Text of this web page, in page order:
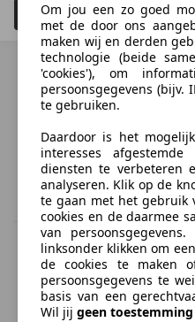
Filteren 5
Ontdek
Niet precies je
BTW verrekenbaar
Specificatie van de fabrikant voor
kilometerstand, het rijgedrag, de
laadgedrag, kan de radius van
Om jou een zo goed
met de door ons
maken wij en derden
technologie (beide
'cookies'), om
persoonsgegevens (bijv.
te gebruiken.
Daardoor is het
interesses
diensten te verbeteren
analyseren. Klik op de
te gaan met het gebruik
cookies en de daarmee
van
linksonder klikken om
de cookies te maken
persoonsgegevens te
basis van een
Wil jij geen